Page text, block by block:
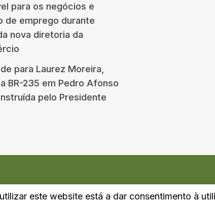
para os negócios e
de emprego durante
nova diretoria da
para Laurez Moreira,
BR-235 em Pedro Afonso
pelo Presidente
este website está a dar consentimento à